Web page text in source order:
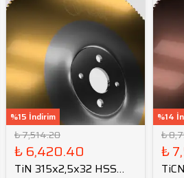
%15 İndirim
₺ 7,514.20
₺ 6,420.40
TiN 315x2,5x32 HSS
%14
₺
₺